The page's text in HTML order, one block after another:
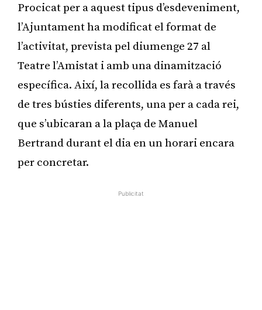
Procicat per a aquest tipus d’esdeveniment,
l’Ajuntament ha modificat el format de
l’activitat, prevista pel diumenge 27 al
Teatre l’Amistat i amb una dinamització
específica. Així, la recollida es farà a través
de tres bústies diferents, una per a cada rei,
que s’ubicaran a la plaça de Manuel
Bertrand durant el dia en un horari encara
per concretar.
Publicitat